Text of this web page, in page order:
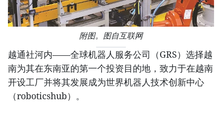
附图。图自互联网
越通社河内——全球机器人服务公司（GRS）选择越
南为其在东南亚的第一个投资目的地，致力于在越南
开设工厂并将其发展成为世界机器人技术创新中心
（roboticshub）。